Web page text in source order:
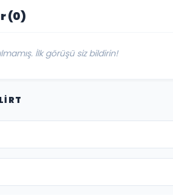
(0)
İlk görüşü siz bildirin!